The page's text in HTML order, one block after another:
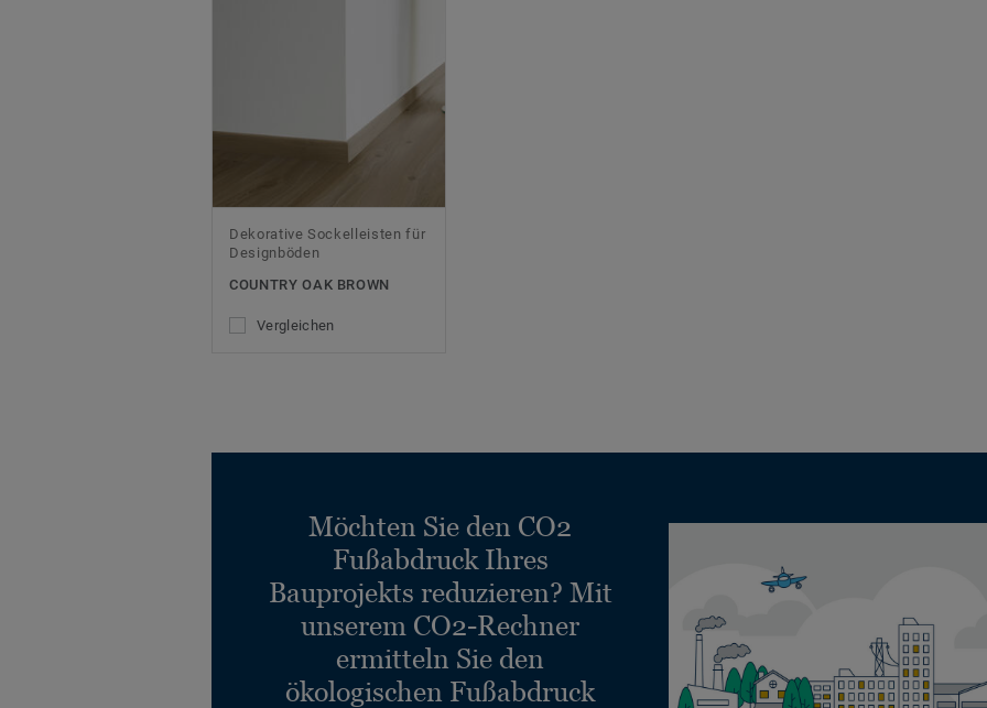
Dekorative Sockelleisten für
Designböden
COUNTRY OAK BROWN
Vergleichen
Möchten Sie den CO2
Fußabdruck Ihres
Bauprojekts reduzieren? Mit
unserem CO2-Rechner
ermitteln Sie den
ökologischen Fußabdruck